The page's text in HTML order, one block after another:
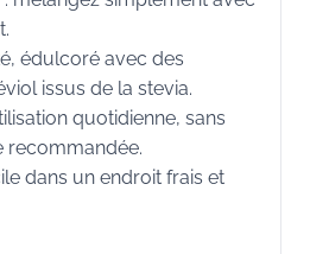
édulcoré avec des
issus de la stevia.
quotidienne, sans
recommandée.
dans un endroit frais et